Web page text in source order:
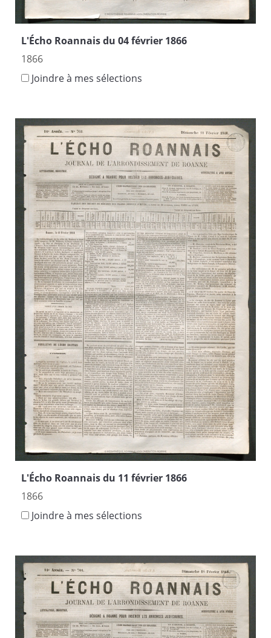
L'Écho Roannais du 04 février 1866
1866
Joindre à mes sélections
L'Écho Roannais du 11 février 1866
1866
Joindre à mes sélections